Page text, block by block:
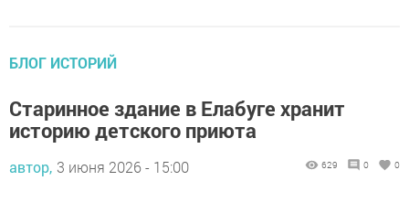
БЛОГ ИСТОРИЙ
Старинное здание в Елабуге хранит
историю детского приюта
автор, 3 июня 2026 - 15:00 629 0 0